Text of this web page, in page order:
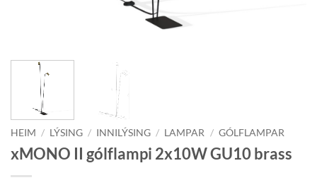
HEIM / LÝSING / INNILÝSING / LAMPAR / GÓLFLAMPAR
xMONO II gólflampi 2x10W GU10 brass